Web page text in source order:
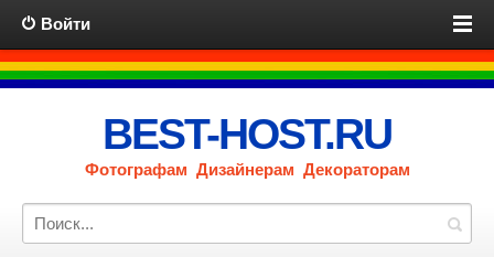
Войти
BEST-HOST.RU
Фотографам Дизайнерам Декораторам